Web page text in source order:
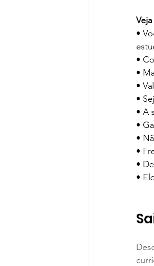
•
•
•
•
•
• A
•
•
•
•
•